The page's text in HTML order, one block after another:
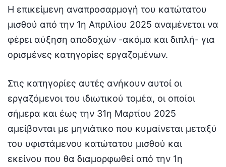
Η επικείμενη αναπροσαρμογή του κατώτατου
μισθού από την 1η Απριλίου 2025 αναμένεται να
φέρει αύξηση αποδοχών -ακόμα και διπλή- για
ορισμένες κατηγορίες εργαζομένων.
Στις κατηγορίες αυτές ανήκουν αυτοί οι
εργαζόμενοι του ιδιωτικού τομέα, οι οποίοι
σήμερα και έως την 31η Μαρτίου 2025
αμείβονται με μηνιάτικο που κυμαίνεται μεταξύ
του υφιστάμενου κατώτατου μισθού και
εκείνου που θα διαμορφωθεί από την 1η